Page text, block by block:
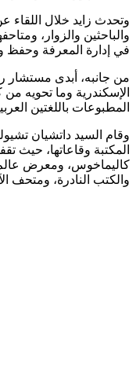
وتحدث زايد خلال اللقاء
والباحثين والزوار،
في إدارة المعرفة وحفظ
من جانبه، أبدى مستشار
الإسكندرية وما تحويه
المطبوعات باللغتين
وقام السيد داتشيان
المكتبة وقاعاتها، حيث
كاليماخوس، ومعرض
والكتب النادرة، ومتحف